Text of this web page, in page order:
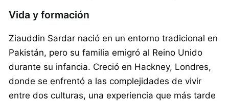
Vida y formación
Ziauddin Sardar nació en un entorno tradicional en
Pakistán, pero su familia emigró al Reino Unido
durante su infancia. Creció en Hackney, Londres,
donde se enfrentó a las complejidades de vivir
entre dos culturas, una experiencia que más tarde